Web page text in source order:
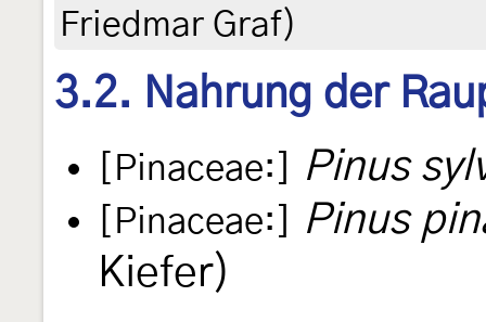
Friedmar Graf)
3.2. Nahrung der
[Pinaceae:] Pinus
[Pinaceae:]
Pinus
Kiefer)